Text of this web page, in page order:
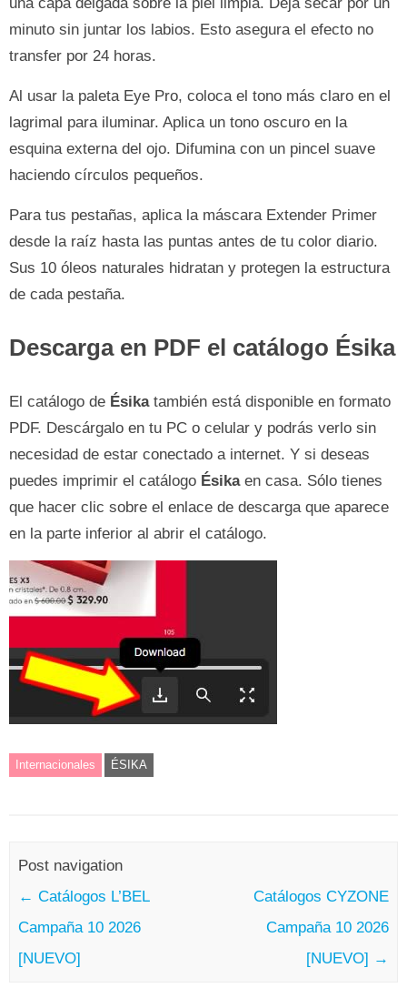
minuto sin juntar los labios. Esto asegura el efecto no
transfer por 24 horas.
Al usar la paleta Eye Pro, coloca el tono más claro en el
lagrimal para iluminar. Aplica un tono oscuro en la
esquina externa del ojo. Difumina con un pincel suave
haciendo círculos pequeños.
Para tus pestañas, aplica la máscara Extender Primer
desde la raíz hasta las puntas antes de tu color diario.
Sus 10 óleos naturales hidratan y protegen la estructura
de cada pestaña.
Descarga en PDF el catálogo Ésika
El catálogo de Ésikatambién está disponible en formato
PDF. Descárgalo en tu PC o celular y podrás verlo sin
necesidad de estar conectado a internet. Y si deseas
puedes imprimir el catálogo Ésikaen casa. Sólo tienes
que hacer clic sobre el enlace de descarga que aparece
en la parte inferior al abrir el catálogo.
Internacionales ÉSIKA
Post navigation
← Catálogos L’BEL
Campaña 10 2026
[NUEVO]
Catálogos CYZONE
Campaña 10 2026
[NUEVO] →